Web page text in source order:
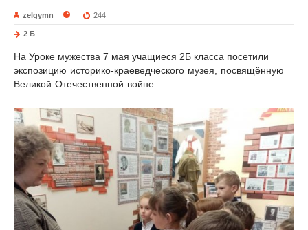
zelgymn 244
2 Б
На Уроке мужества 7 мая учащиеся 2Б класса посетили
экспозицию историко-краеведческого музея, посвящённую
Великой Отечественной войне.